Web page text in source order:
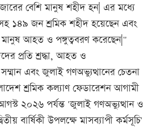
বেশি মানুষ শহীদ হন| এর মধ্যে
১৪৯ জন শ্রমিক শহীদ হয়েছেন এবং
মানুষ আহত ও পঙ্গুত্ববরণ করেছেন|"
প্রতি শ্রদ্ধা, আহত ও
এবং জুলাই গণঅভ্যুত্থানের চেতনা
শ্রমিক কল্যাণ ফেডারেশন আগামী
২০২৬ পর্যন্ত 'জুলাই গণঅভ্যুত্থান ও
বার্ষিকী উপলক্ষে মাসব্যাপী কর্মসূচি'